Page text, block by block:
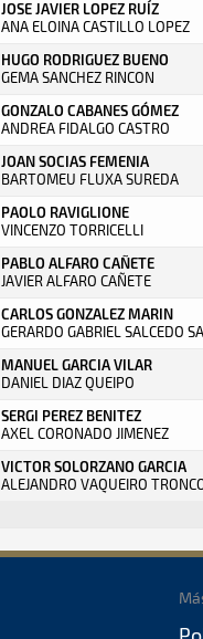
JOSE JAVIER LOPEZ RUÍZ
ANA ELOINA CASTILLO LOPEZ
HUGO RODRIGUEZ BUENO
GEMA SANCHEZ RINCON
GONZALO CABANES GÓMEZ
ANDREA FIDALGO CASTRO
JOAN SOCIAS FEMENIA
BARTOMEU FLUXA SUREDA
PAOLO RAVIGLIONE
VINCENZO TORRICELLI
PABLO ALFARO CAÑETE
JAVIER ALFARO CAÑETE
CARLOS GONZALEZ MARIN
GERARDO GABRIEL SALCEDO
MANUEL GARCIA VILAR
DANIEL DIAZ QUEIPO
SERGI PEREZ BENITEZ
AXEL CORONADO JIMENEZ
VICTOR SOLORZANO GARCIA
ALEJANDRO VAQUEIRO